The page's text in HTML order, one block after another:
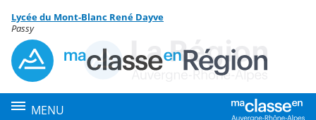
Menu de la rubrique
Contenu
Lycée du Mont-Blanc René Dayve
Passy
MENU